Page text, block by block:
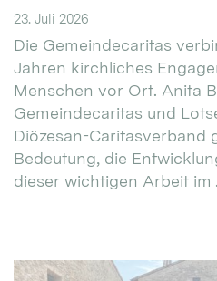
23. Juli 2026
Die Gemeindecaritas
Jahren kirchliches
Menschen vor Ort. Anita
Gemeindecaritas und
Diözesan-Caritasverband
Bedeutung, die
dieser wichtigen Arbeit im